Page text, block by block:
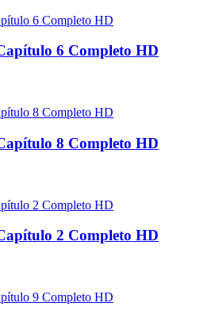
6 Completo HD
8 Completo HD
2 Completo HD